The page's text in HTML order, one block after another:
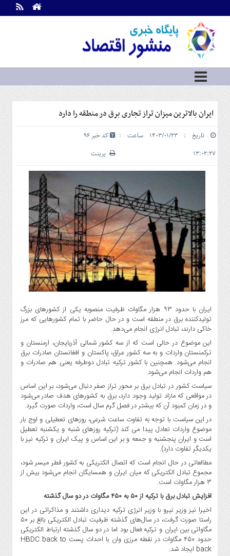
اطلاعات
تماس
ما
درباره
ما
سرویس
ها
بازار
سرمایه
و
بورس
و
شهری
گاز
و
پتروشیمی
صنعت
و
خودرو
استارت
آپ
و
فن
آوری
بانک
،
بیمه
و
ارز
دیجیتال
کشاورزی
و
صنایع
غذایی
سیاسی
و
بین
الملل
نگاه
روز
ایران بالاترین میزان تراز تجاری برق در منطقه را دارد
تاریخ : ۱۴۰۳/۰۱/۲۳ ساعت :
۱۳:۰۲:۲۷
کد خبر 96
پرینت
ایران با حدود ۹۳ هزار مگاوات ظرفیت منصوبه یکی از کشورهای بزرگ
تولیدکننده برق در منطقه است و در حال حاضر با تمام کشورهایی که مرز
خاکی دارند، تبادل انرژی انجام می‌دهد.
این موضوع در حالی است که از سه کشور شمالی آذربایجان، ارمنستان و
ترکمنستان واردات و به سه کشور عراق، پاکستان و افغانستان صادرات برق
انجام می‌شود. همچنین با کشور ترکیه تبادل دوطرفه یعنی هم صادرات و
هم واردات انجام می‌شود.
سیاست کشور در تبادل برق بر محور تراز صفر دنبال می‌شود، بر این اساس
در مواقعی که مازاد تولید وجود دارد، برق به کشورهای هدف صادر می‌شود
و در زمان کمبود آن که بیشتر در فصل گرم سال است، واردات صورت گیرد.
در این سیاست با توجه به تفاوت ساعت شرعی، روزهای تعطیلی و اوج بار
موضوع واردات تعادل پیدا می کند (ترکیه روزهای شنبه و یکشنبه تعطیل
است و ایران پنجشنبه و جمعه و بر این اساس و پیک ایران و ترکیه نیز با
یکدیگر تفاوت دارد).
مطالعاتی در حال انجام است که اتصال الکتریکی به کشور قطر میسر شود،
مجموع تبادل الکتریکی که میان ایران و همسایگان انجام می‌شود بیش از
۳ هزار مگاوات است.
افزایش تبادل برق با ترکیه از ۵۰ به ۴۵۰ مگاوات در دو سال گذشته
اخیرا نیز وزیر نیرو با وزیر انرژی ترکیه دیداری داشتند و مذاکراتی در این
راستا صورت گرفت، در سال‌های گذشته ظرفیت تبادل الکتریکی بالغ بر ۵۰
مگاواتی بین ایران و ترکیه فعال بود اما در دو سال گذشته ارتباط الکتریکی
حدود ۴۵۰ مگاوات در نقطه مرزی وان با احداث پست HBDC back to
back ایجاد شد.